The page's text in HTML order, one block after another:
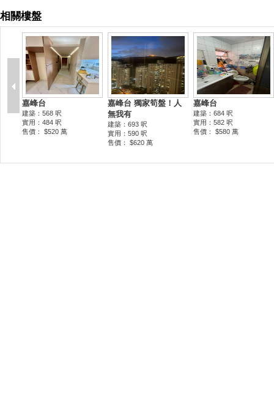
相關樓盤
嘉峰台
建築：568 呎
實用：484 呎
售價： $520 萬
嘉峰台 獨家筍盤！人
無我有
建築：693 呎
實用：590 呎
售價： $620 萬
嘉峰台
建築：684 呎
實用：582 呎
售價： $580 萬